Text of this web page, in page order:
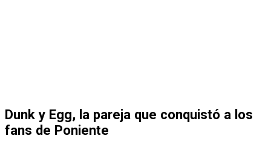
Dunk y Egg, la pareja que conquistó a los
fans de Poniente